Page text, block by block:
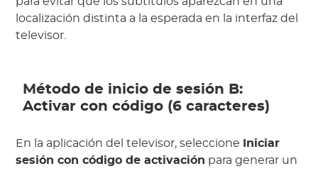
localización distinta a la esperada en la interfaz del
televisor.
Método de inicio de sesión B:
Activar con código (6 caracteres)
En la aplicación del televisor, seleccione
Iniciar
sesión con código de activación para generar un